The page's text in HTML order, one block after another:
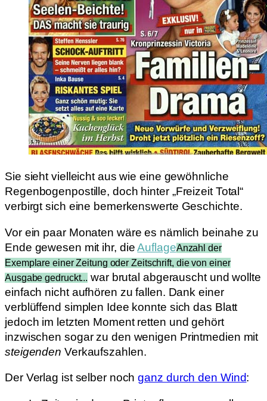
Sie sieht vielleicht aus wie eine gewöhnliche
Regenbogenpostille, doch hinter „Freizeit Total“
verbirgt sich eine bemerkenswerte Geschichte.
Vor ein paar Monaten wäre es nämlich beinahe zu
Ende gewesen mit ihr, dieAuflageAnzahl der
Exemplare einer Zeitung oder Zeitschrift, die von einer
Ausgabe gedruckt... war brutal abgerauscht und wollte
einfach nicht aufhören zu fallen. Dank einer
verblüffend simplen Idee konnte sich das Blatt
jedoch im letzten Moment retten und gehört
inzwischen sogar zu den wenigen Printmedien mit
steigenden Verkaufszahlen.
Der Verlag ist selber nochganz durch den Wind: